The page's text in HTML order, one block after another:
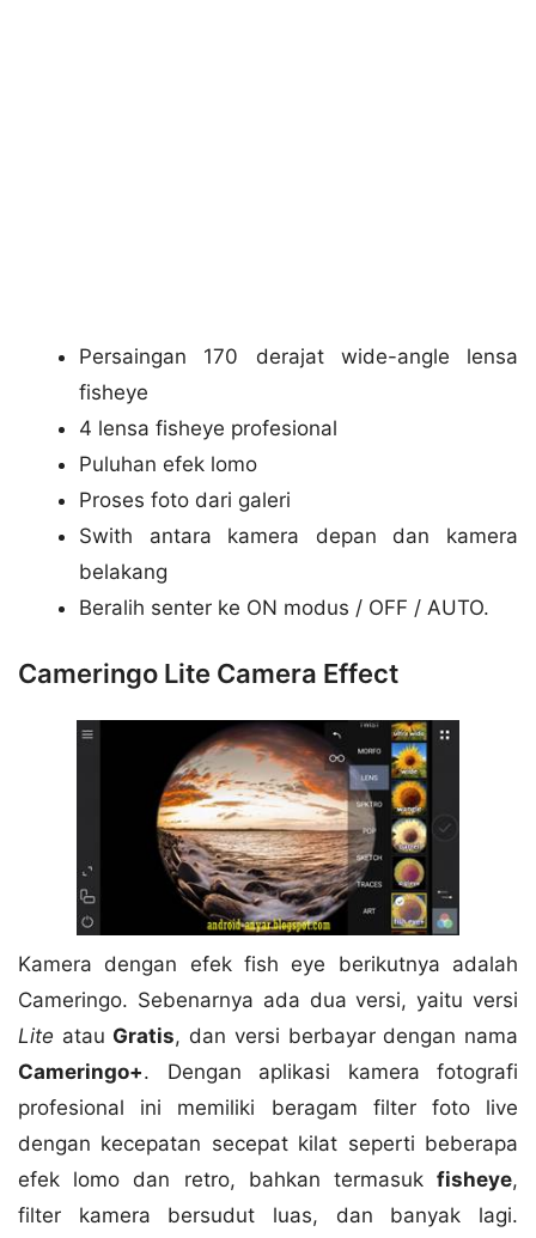
Persaingan 170 derajat wide-angle lensa
fisheye
4 lensa fisheye profesional
Puluhan efek lomo
Proses foto dari galeri
Swith antara kamera depan dan kamera
belakang
Beralih senter ke ON modus / OFF / AUTO.
Cameringo Lite Camera Effect
Kamera dengan efek fish eye berikutnya adalah
Cameringo. Sebenarnya ada dua versi, yaitu versi
Lite atau Gratis, dan versi berbayar dengan nama
Cameringo+. Dengan aplikasi kamera fotografi
profesional ini memiliki beragam filter foto live
dengan kecepatan secepat kilat seperti beberapa
efek lomo dan retro, bahkan termasuk fisheye,
filter kamera bersudut luas, dan banyak lagi.